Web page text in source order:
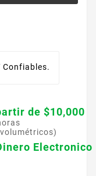
Confiables.
de $10,000
Electronico